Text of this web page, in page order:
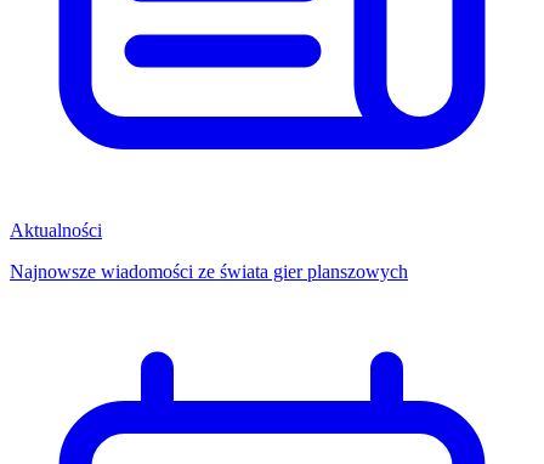
Aktualności
Najnowsze wiadomości ze świata gier planszowych